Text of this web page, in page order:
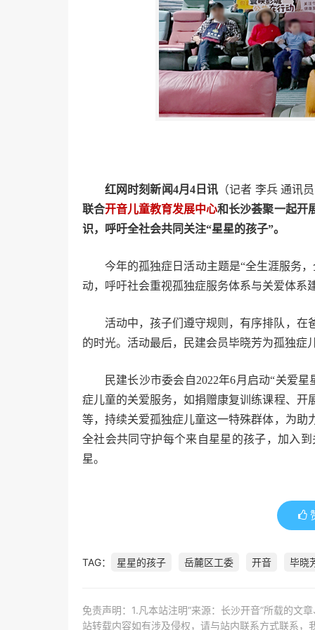
红网时刻新闻4月4日讯 （记者 李兵 通讯
联合开音儿童教育发展中心和长沙荟聚一起开
识，呼吁全社会共同关注“星星的孩子”。
今年的孤独症日活动主题是“全生涯服务
动，呼吁社会重视孤独症服务体系与关爱体系
活动中，孩子们遵守规则，有序排队，在
的时光。活动最后，民建会员毕晓芳为孤独症
民建长沙市委会自2022年6月启动“关爱
症儿童的关爱服务，如捐赠康复训练课程、
等，持续关爱孤独症儿童这一特殊群体，为
全社会共同守护每个来自星星的孩子，加入
星。
TAG： 星星的孩子 岳麓区工委 开音 毕晓
免责声明：1.凡本站注明“来源：长沙开音”所载的文
站转载内容如有涉及侵权，请与站内联系方式联系，